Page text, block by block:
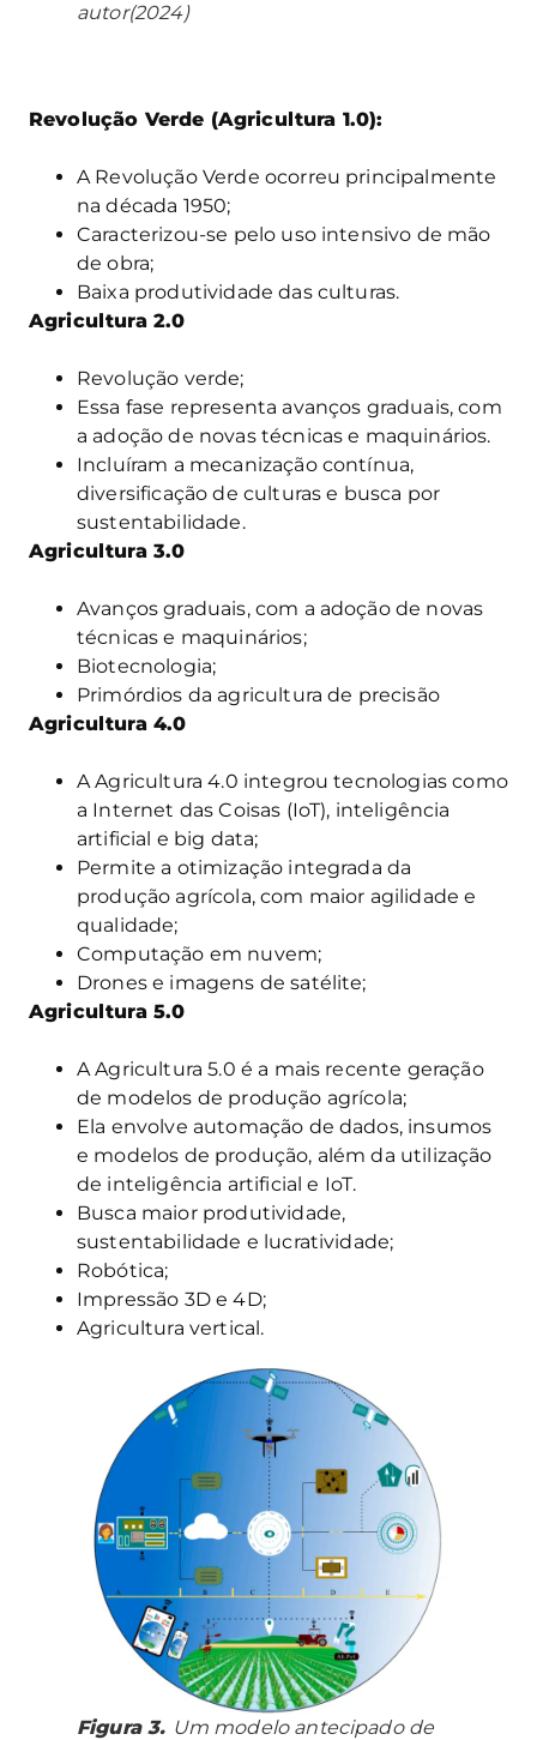
autor(2024)
Revolução Verde (Agricultura 1.0):
A Revolução Verde ocorreu principalmente
na década 1950;
Caracterizou-se pelo uso intensivo de mão
de obra;
Baixa produtividade das culturas.
Agricultura 2.0
Revolução verde;
Essa fase representa avanços graduais, com
a adoção de novas técnicas e maquinários.
Incluíram a mecanização contínua,
diversificação de culturas e busca por
sustentabilidade.
Agricultura 3.0
Avanços graduais, com a adoção de novas
técnicas e maquinários;
Biotecnologia;
Primórdios da agricultura de precisão
Agricultura 4.0
A Agricultura 4.0 integrou tecnologias como
a Internet das Coisas (IoT), inteligência
artificial e big data;
Permite a otimização integrada da
produção agrícola, com maior agilidade e
qualidade;
Computação em nuvem;
Drones e imagens de satélite;
Agricultura 5.0
A Agricultura 5.0 é a mais recente geração
de modelos de produção agrícola;
Ela envolve automação de dados, insumos
e modelos de produção, além da utilização
de inteligência artificial e IoT.
Busca maior produtividade,
sustentabilidade e lucratividade;
Robótica;
Impressão 3D e 4D;
Agricultura vertical.
Figura 3. Um modelo antecipado de